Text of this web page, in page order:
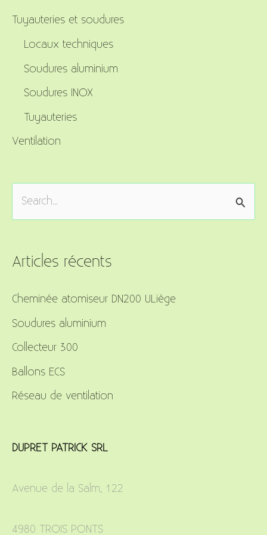
Tuyauteries et soudures
Locaux techniques
Soudures aluminium
Soudures INOX
Tuyauteries
Ventilation
h
f
o
r
Articles récents
Cheminée atomiseur DN200 ULiège
Soudures aluminium
Collecteur 300
Ballons ECS
Réseau de ventilation
DUPRET PATRICK SRL
Avenue de la Salm, 122
4980 TROIS PONTS